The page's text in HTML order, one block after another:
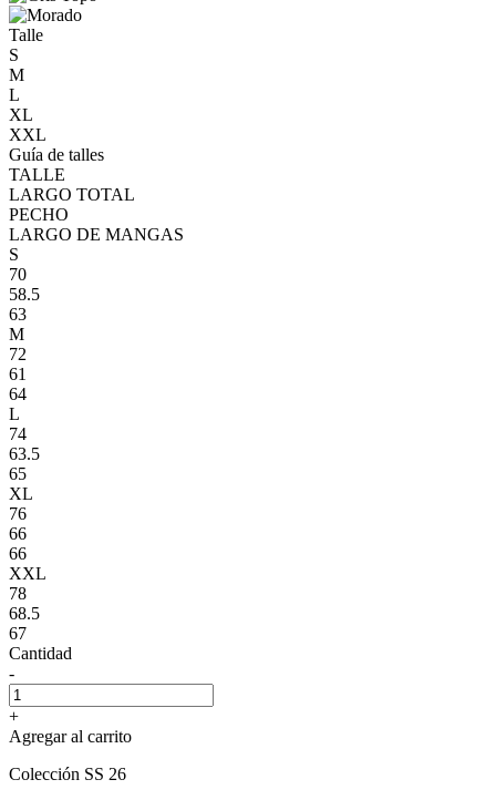
Talle
S
M
L
XL
XXL
Guía de talles
TALLE
LARGO TOTAL
PECHO
LARGO DE MANGAS
S
70
58.5
63
M
72
61
64
L
74
63.5
65
XL
76
66
66
XXL
78
68.5
67
Cantidad
-
+
Agregar al carrito
Colección SS 26